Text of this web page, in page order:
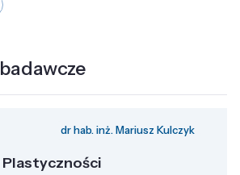
dr hab. inż. Mariusz Kulczyk